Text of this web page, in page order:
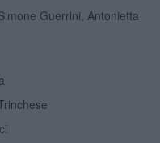
Guerrini, Antonietta